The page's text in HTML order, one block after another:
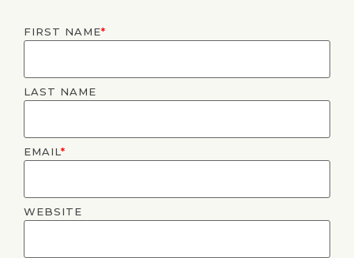
FIRST NAME*
LAST NAME
EMAIL*
WEBSITE